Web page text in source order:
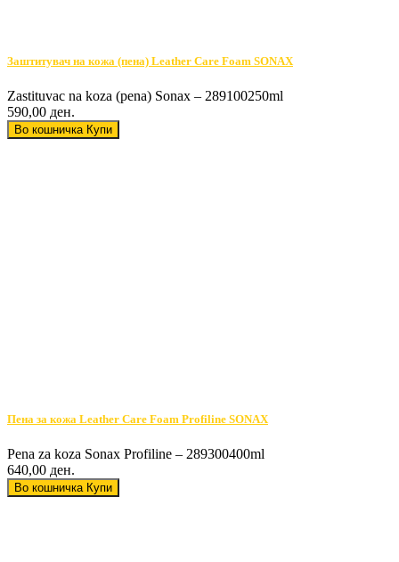
Заштитувач на кожа (пена) Leather Care Foam SONAX
Zastituvac na koza (pena) Sonax – 289100250ml
590,00 ден.
Во кошничка Купи
Пена за кожа Leather Care Foam Profiline SONAX
Pena za koza Sonax Profiline – 289300400ml
640,00 ден.
Во кошничка Купи